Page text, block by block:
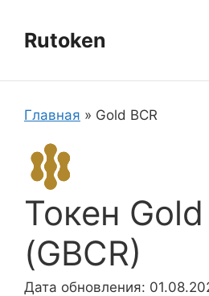
содержимому
Rutoken
Главная » Gold BCR
Токен Gold
(GBCR)
Дата обновления: